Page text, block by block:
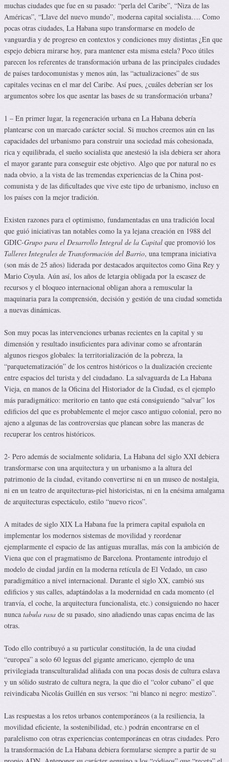
muchas ciudades que fue en su pasado: “perla del Caribe”, “Niza de las
Américas”, “Llave del nuevo mundo”, moderna capital socialista…. Como
pocas otras ciudades, La Habana supo transformarse en modelo de
vanguardia y de progreso en contextos y condiciones muy distintas ¿En que
espejo debiera mirarse hoy, para mantener esta misma estela? Poco útiles
parecen los referentes de transformación urbana de las principales ciudades
de países tardocomunistas y menos aún, las “actualizaciones” de sus
capitales vecinas en el mar del Caribe. Así pues, ¿cuáles deberían ser los
argumentos sobre los que asentar las bases de su transformación urbana?
1 – En primer lugar, la regeneración urbana en La Habana debería
plantearse con un marcado carácter social. Si muchos creemos aún en las
capacidades del urbanismo para construir una sociedad más cohesionada,
rica y equilibrada, el sueño socialista que anestesió la isla debiera ser ahora
el mayor garante para conseguir este objetivo. Algo que por natural no es
nada obvio, a la vista de las tremendas experiencias de la China post-
comunista y de las dificultades que vive este tipo de urbanismo, incluso en
los países con la mejor tradición.
Existen razones para el optimismo, fundamentadas en una tradición local
que guió iniciativas tan notables como la ya lejana creación en 1988 del
GDIC-Grupo para el Desarrollo Integral de la Capital que promovió los
Talleres Integrales de Transformación del Barrio, una temprana iniciativa
(son más de 25 años) liderada por destacados arquitectos como Gina Rey y
Mario Coyula. Aún así, los años de letargia obligada por la escasez de
recursos y el bloqueo internacional obligan ahora a remuscular la
maquinaria para la comprensión, decisión y gestión de una ciudad sometida
a nuevas dinámicas.
Son muy pocas las intervenciones urbanas recientes en la capital y su
dimensión y resultado insuficientes para adivinar como se afrontarán
algunos riesgos globales: la territorialización de la pobreza, la
“parquetematización” de los centros históricos o la dualización creciente
entre espacios del turista y del ciudadano. La salvaguarda de La Habana
Vieja, en manos de la Oficina del Historiador de la Ciudad, es el ejemplo
más paradigmático: meritorio en tanto que está consiguiendo “salvar” los
edificios del que es probablemente el mejor casco antiguo colonial, pero no
ajeno a algunas de las controversias que planean sobre las maneras de
recuperar los centros históricos.
2- Pero además de socialmente solidaria, La Habana del siglo XXI debiera
transformarse con una arquitectura y un urbanismo a la altura del
patrimonio de la ciudad, evitando convertirse ni en un museo de nostalgia,
ni en un teatro de arquitecturas-piel historicistas, ni en la enésima amalgama
de arquitecturas espectáculo, estilo “nuevo ricos”.
A mitades de siglo XIX La Habana fue la primera capital española en
implementar los modernos sistemas de movilidad y reordenar
ejemplarmente el espacio de las antiguas murallas, más con la ambición de
Viena que con el pragmatismo de Barcelona. Prontamente introdujo el
modelo de ciudad jardín en la moderna retícula de El Vedado, un caso
paradigmático a nivel internacional. Durante el siglo XX, cambió sus
edificios y sus calles, adaptándolas a la modernidad en cada momento (el
tranvía, el coche, la arquitectura funcionalista, etc.) consiguiendo no hacer
nunca tabula rasa de su pasado, sino añadiendo unas capas encima de las
otras.
Todo ello contribuyó a su particular constitución, la de una ciudad
“europea” a solo 60 leguas del gigante americano, ejemplo de una
privilegiada transculturalidad aliñada con una pocas dosis de cultura eslava
y un sólido sustrato de cultura negra, la que dio el “color cubano” el que
reivindicaba Nicolás Guillén en sus versos: “ni blanco ni negro: mestizo”.
Las respuestas a los retos urbanos contemporáneos (a la resiliencia, la
movilidad eficiente, la sostenibilidad, etc.) podrán encontrarse en el
paralelismo con otras experiencias contemporáneas en otras ciudades. Pero
la transformación de La Habana debiera formularse siempre a partir de su